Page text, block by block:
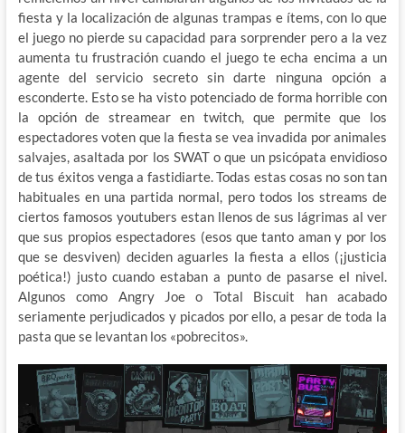
fiesta y la localización de algunas trampas e ítems, con lo que
el juego no pierde su capacidad para sorprender pero a la vez
aumenta tu frustración cuando el juego te echa encima a un
agente del servicio secreto sin darte ninguna opción a
esconderte. Esto se ha visto potenciado de forma horrible con
la opción de streamear en twitch, que permite que los
espectadores voten que la fiesta se vea invadida por animales
salvajes, asaltada por los SWAT o que un psicópata envidioso
de tus éxitos venga a fastidiarte. Todas estas cosas no son tan
habituales en una partida normal, pero todos los streams de
ciertos famosos youtubers estan llenos de sus lágrimas al ver
que sus propios espectadores (esos que tanto aman y por los
que se desviven) deciden aguarles la fiesta a ellos (¡justicia
poética!) justo cuando estaban a punto de pasarse el nivel.
Algunos como Angry Joe o Total Biscuit han acabado
seriamente perjudicados y picados por ello, a pesar de toda la
pasta que se levantan los «pobrecitos».